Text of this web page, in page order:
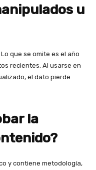
u
que se omite es el año
recientes. Al usarse en
el dato pierde
la
y contiene metodología,